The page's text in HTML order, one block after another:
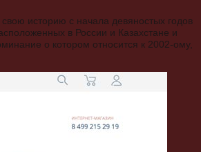
историю с начала девяностых годов
в России и Казахстане и
о котором относится к 2002-ому,